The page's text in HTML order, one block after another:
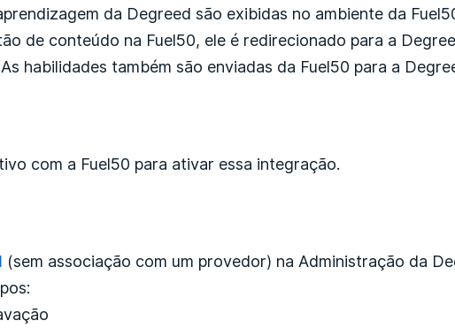
da Degreed são exibidas no ambiente da
de conteúdo na Fuel50, ele é redirecionado para a
habilidades também são enviadas da Fuel50 para a
com a Fuel50 para ativar essa integração.
(sem associação com um provedor) na Administração da